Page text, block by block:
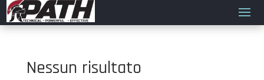
Nessun risultato